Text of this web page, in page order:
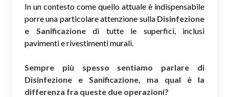
In un contesto come quello attuale è indispensabile
porre una particolare attenzione sulla Disinfezione
e Sanificazionedi tutte le superfici, inclusi
pavimenti e rivestimenti murali.
Sempre più spesso sentiamo parlare di
Disinfezione e Sanificazione, ma qual è la
differenza fra queste due operazioni?